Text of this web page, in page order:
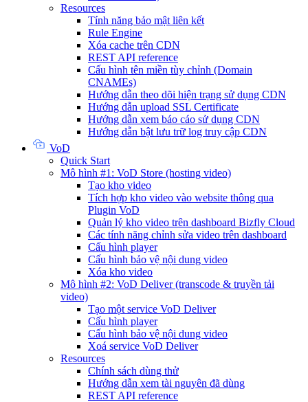
Resources
Tính năng bảo mật liên kết
Rule Engine
Xóa cache trên CDN
REST API reference
Cấu hình tên miền tùy chỉnh (Domain
CNAMEs)
Hướng dẫn theo dõi hiện trạng sử dụng CDN
Hướng dẫn upload SSL Certificate
Hướng dẫn xem báo cáo sử dụng CDN
Hướng dẫn bật lưu trữ log truy cập CDN
VoD
Quick Start
Mô hình #1: VoD Store (hosting video)
Tạo kho video
Tích hợp kho video vào website thông qua
Plugin VoD
Quản lý kho video trên dashboard Bizfly Cloud
Các tính năng chỉnh sửa video trên dashboard
Cấu hình player
Cấu hình bảo vệ nội dung video
Xóa kho video
Mô hình #2: VoD Deliver (transcode & truyền tải
video)
Tạo một service VoD Deliver
Cấu hình player
Cấu hình bảo vệ nội dung video
Xoá service VoD Deliver
Resources
Chính sách dùng thử
Hướng dẫn xem tài nguyên đã dùng
REST API reference